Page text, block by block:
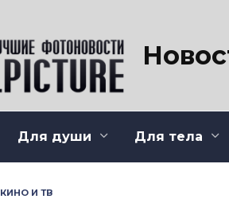
Для души Для тела
КИНО И ТВ